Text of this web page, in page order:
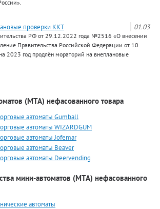
01.03
проверки ККТ
РФ от 29.12.2022 года №2516 «О внесении
Правительства Российской Федерации от 10
2023 год продлён мораторий на внеплановые
(МТА) нефасованного товара
автоматы Gumball
автоматы WIZARDGUM
автоматы Jofemar
автоматы Beaver
автоматы Deervending
мини-автоматов (МТА) нефасованного
автоматы